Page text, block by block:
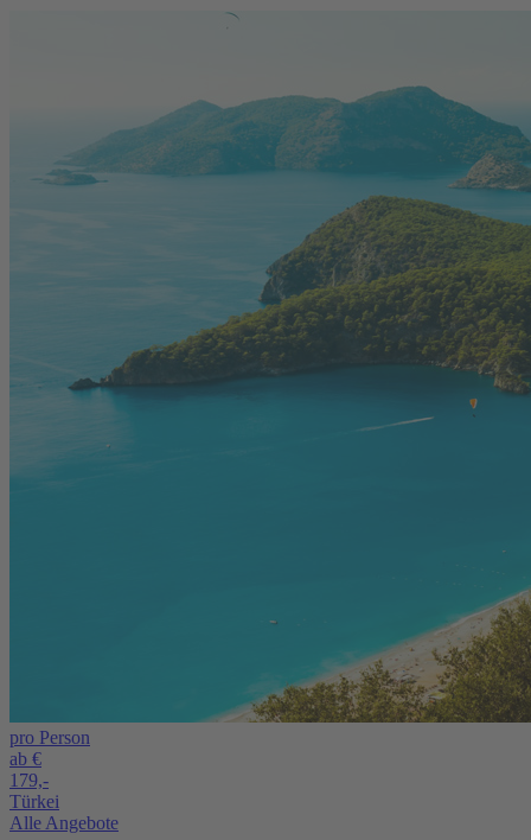
pro Person
ab €
179,-
Türkei
Alle Angebote